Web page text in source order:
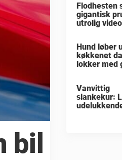
bil
stoppe
på Gud
Flodhesten
gigantisk
utrolig
Hund løber
køkkenet
lokker med
at grine højt
Vanvittig
slankekur: